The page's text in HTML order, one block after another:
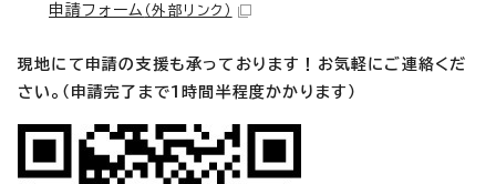
申請フォーム （外部リンク）
現地にて申請の支援も承っております！お気軽にご連絡くだ
さい。（申請完了まで1時間半程度かかります）